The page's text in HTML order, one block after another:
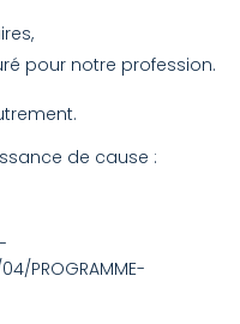
pour notre profession.
de cause :
PROGRAMME-